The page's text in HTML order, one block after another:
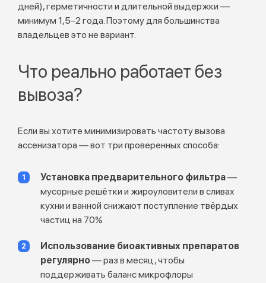
дней), герметичности и длительной выдержки —
минимум 1,5–2 года. Поэтому для большинства
владельцев это не вариант.
Что реально работает без
вывоза?
Если вы хотите минимизировать частоту вызова
ассенизатора — вот три проверенных способа:
Установка предварительного фильтра—
мусорные решётки и жироуловители в сливах
кухни и ванной снижают поступление твёрдых
частиц на 70%
Использование биоактивных препаратов
регулярно— раз в месяц, чтобы
поддерживать баланс микрофлоры